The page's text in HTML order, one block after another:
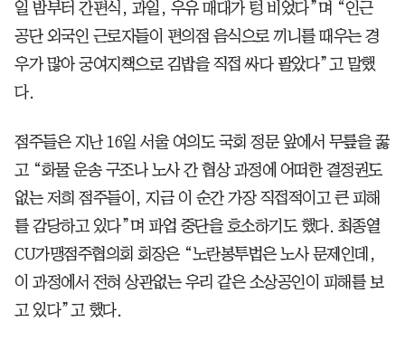
일 밤부터 간편식, 과일, 우유 매대가 텅 비었다”며 “인근
공단 외국인 근로자들이 편의점 음식으로 끼니를 때우는 경
우가 많아 궁여지책으로 김밥을 직접 싸다 팔았다”고 말했
다.
점주들은 지난 16일 서울 여의도 국회 정문 앞에서 무릎을 꿇
고 “화물 운송 구조나 노사 간 협상 과정에 어떠한 결정권도
없는 저희 점주들이, 지금 이 순간 가장 직접적이고 큰 피해
를 감당하고 있다”며 파업 중단을 호소하기도 했다. 최종열
CU가맹점주협의회 회장은 “노란봉투법은 노사 문제인데,
이 과정에서 전혀 상관없는 우리 같은 소상공인이 피해를 보
고 있다”고 했다.